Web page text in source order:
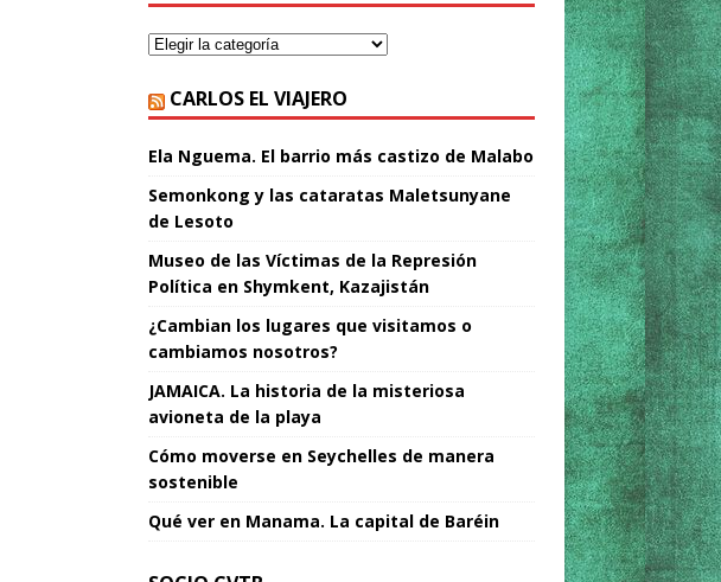
CARLOS EL VIAJERO
Ela Nguema. El barrio más castizo de Malabo
Semonkong y las cataratas Maletsunyane
de Lesoto
Museo de las Víctimas de la Represión
Política en Shymkent, Kazajistán
¿Cambian los lugares que visitamos o
cambiamos nosotros?
JAMAICA. La historia de la misteriosa
avioneta de la playa
Cómo moverse en Seychelles de manera
sostenible
Qué ver en Manama. La capital de Baréin